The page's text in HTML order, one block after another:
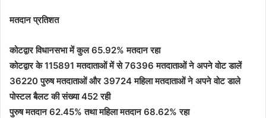
मतदान प्रतिशत
कोटद्वार विधानसभा में कुल 65.92% मतदान रहा
कोटद्वार के 115891 मतदाताओं में से 76396 मतदाताओं ने अपने वोट डालें
36220 पुरुष मतदाताओं और 39724 महिला मतदाताओं ने अपने वोट डाले
पोस्टल बैलट की संख्या 452 रही
पुरुष मतदान 62.45% तथा महिला मतदान 68.62% रहा